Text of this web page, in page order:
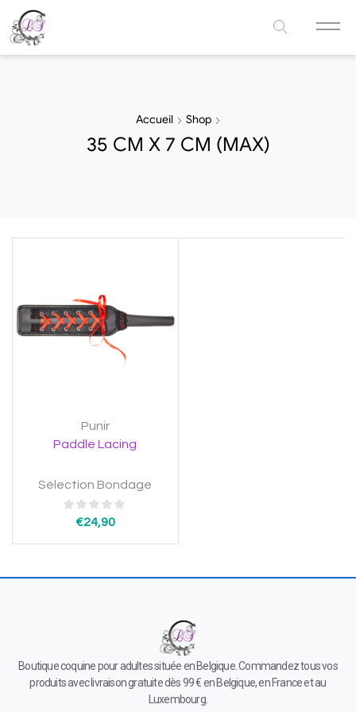
Accueil Shop
35 CM X 7 CM (MAX)
Punir
Paddle Lacing
Sélection Bondage
€24,90
Boutique coquine pour adultes située en Belgique. Commandez tous vos
produits avec livraison gratuite dès 99 € en Belgique, en France et au
Luxembourg.